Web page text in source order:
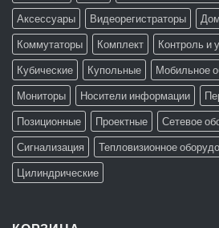
Аксессуары
Видеорегистраторы
Коммутаторы
Комплект
Контроль и
Кубические
Купольные
Мобильное
Мониторы
Носители информации
Позиционные
Проектные
Сетевое
Сигнализация
Тепловизионное
Цилиндрические